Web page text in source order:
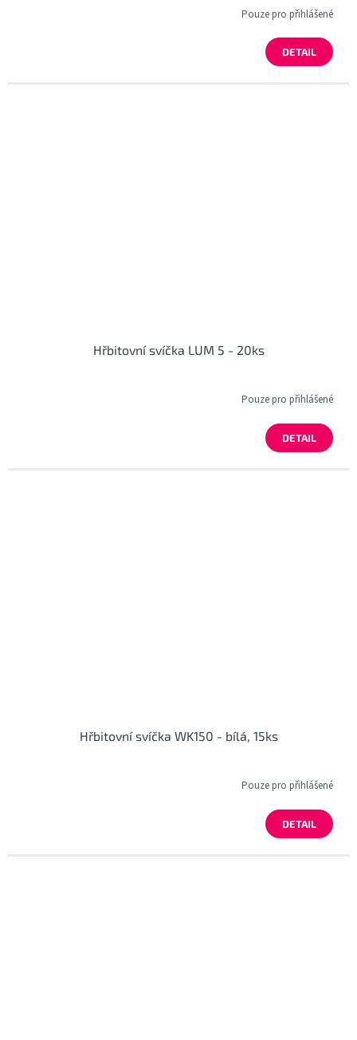
Pouze pro přihlášené
DETAIL
Hřbitovní svíčka LUM 5 - 20ks
Pouze pro přihlášené
DETAIL
Hřbitovní svíčka WK150 - bílá, 15ks
Pouze pro přihlášené
DETAIL